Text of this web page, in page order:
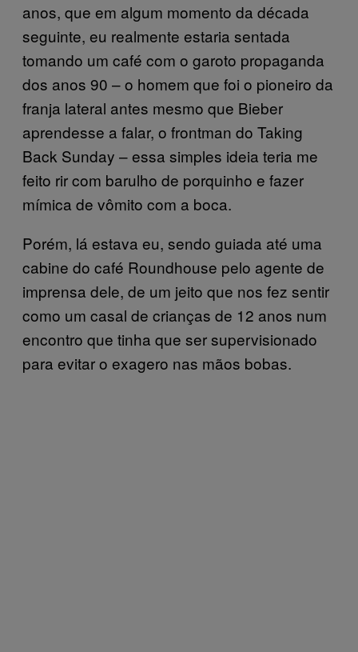
anos, que em algum momento da década
seguinte, eu realmente estaria sentada
tomando um café com o garoto propaganda
dos anos 90 – o homem que foi o pioneiro da
franja lateral antes mesmo que Bieber
aprendesse a falar, o frontman do Taking
Back Sunday – essa simples ideia teria me
feito rir com barulho de porquinho e fazer
mímica de vômito com a boca.
Porém, lá estava eu, sendo guiada até uma
cabine do café Roundhouse pelo agente de
imprensa dele, de um jeito que nos fez sentir
como um casal de crianças de 12 anos num
encontro que tinha que ser supervisionado
para evitar o exagero nas mãos bobas.